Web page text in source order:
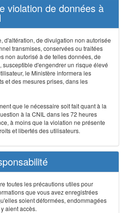
violation de données à
d'altération, de divulgation non autorisée
transmises, conservées ou traitées
non autorisé à de telles données, de
d'engendrer un risque élevé
le Ministère informera les
et des mesures prises, dans les
que le nécessaire soit fait quant à la
à la CNIL dans les 72 heures
à moins que la violation ne présente
et libertés des utilisateurs.
toutes les précautions utiles pour
que vous avez enregistrées
soient déformées, endommagées
aient accès.